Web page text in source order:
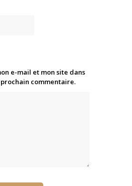
e-mail et mon site dans
commentaire.